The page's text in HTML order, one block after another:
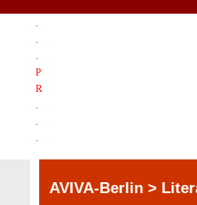
P
R
AVIVA-Berlin >